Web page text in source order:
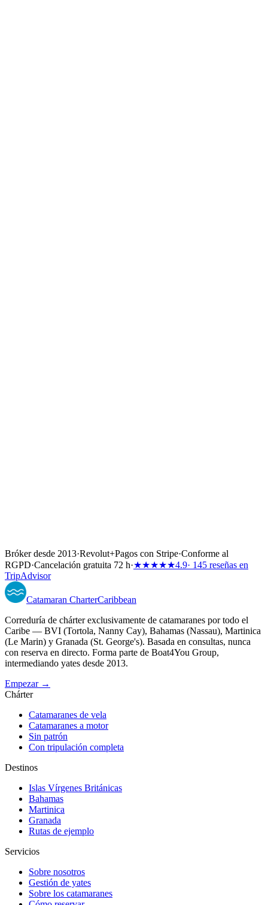
Bróker desde 2013·Revolut+Pagos con Stripe·Conforme al
RGPD·Cancelación gratuita 72 h·★★★★★4.9· 145 reseñas en
TripAdvisor
Catamaran CharterCaribbean
Correduría de chárter exclusivamente de catamaranes por todo el
Caribe — BVI (Tortola, Nanny Cay), Bahamas (Nassau), Martinica
(Le Marin) y Granada (St. George's). Basada en consultas, nunca
con reserva en directo. Forma parte de Boat4You Group,
intermediando yates desde 2013.
Empezar →
Chárter
Catamaranes de vela
Catamaranes a motor
Sin patrón
Con tripulación completa
Destinos
Islas Vírgenes Británicas
Bahamas
Martinica
Granada
Rutas de ejemplo
Servicios
Sobre nosotros
Gestión de yates
Sobre los catamaranes